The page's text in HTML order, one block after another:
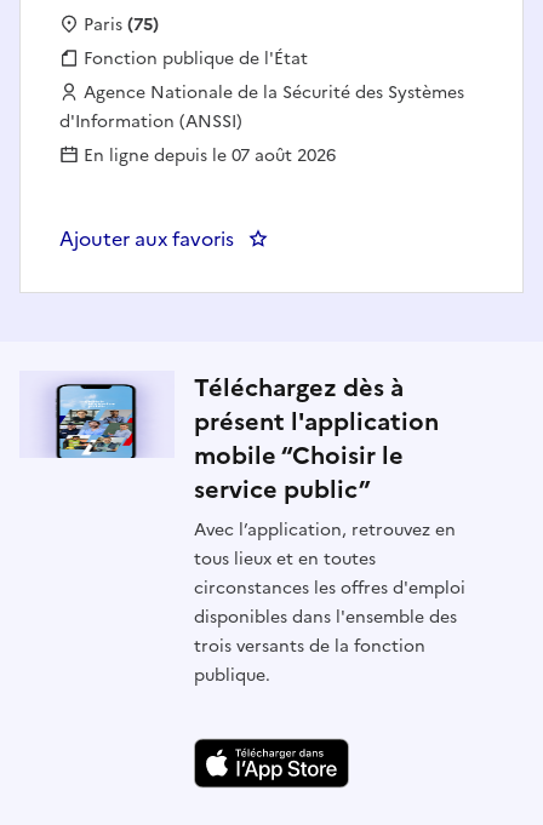
Localisation :
Paris(75)
Fonction publique :
Fonction publique de l'État
Employeur :
Agence Nationale de la Sécurité des Systèmes
d'Information (ANSSI)
En ligne depuis le 07 août 2026
Ajouter aux favoris : Ingénieur pilote en détection
Téléchargez dès à
présent l'application
mobile “Choisir le
service public”
Avec l’application, retrouvez en
tous lieux et en toutes
circonstances les offres d'emploi
disponibles dans l'ensemble des
trois versants de la fonction
publique.